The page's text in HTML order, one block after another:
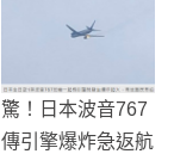
驚！日本波音767
傳引擎爆炸急返航